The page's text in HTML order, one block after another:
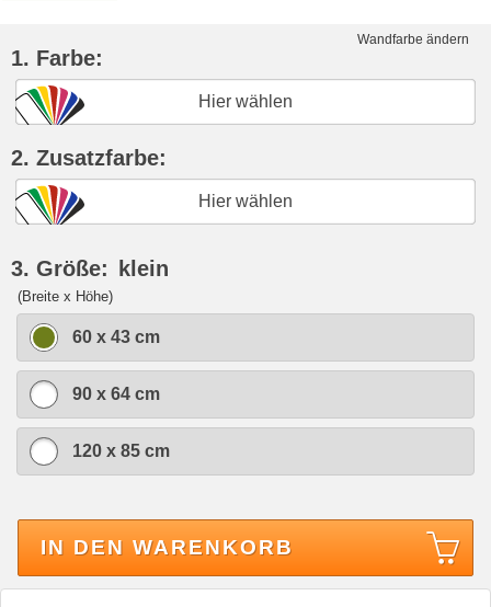
Wandfarbe ändern
1. Farbe:
Hier wählen
2. Zusatzfarbe:
Hier wählen
3. Größe: klein
(Breite x Höhe)
60 x 43 cm
90 x 64 cm
120 x 85 cm
IN DEN WARENKORB